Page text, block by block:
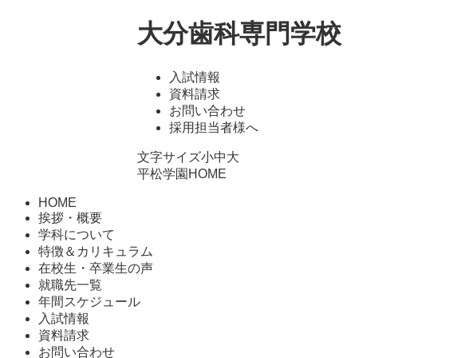
大分歯科専門学校
入試情報
資料請求
お問い合わせ
採用担当者様へ
文字サイズ小中大
平松学園HOME
HOME
挨拶・概要
学科について
特徴＆カリキュラム
在校生・卒業生の声
就職先一覧
年間スケジュール
入試情報
資料請求
お問い合わせ